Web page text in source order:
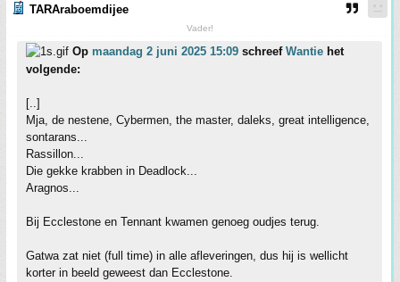
TARAraboemdijee
Vader!
Op maandag 2 juni 2025 15:09 schreef Wantie het
volgende:
[..]
Mja, de nestene, Cybermen, the master, daleks, great intelligence,
sontarans...
Rassillon...
Die gekke krabben in Deadlock...
Aragnos...
Bij Ecclestone en Tennant kwamen genoeg oudjes terug.
Gatwa zat niet (full time) in alle afleveringen, dus hij is wellicht
korter in beeld geweest dan Ecclestone.